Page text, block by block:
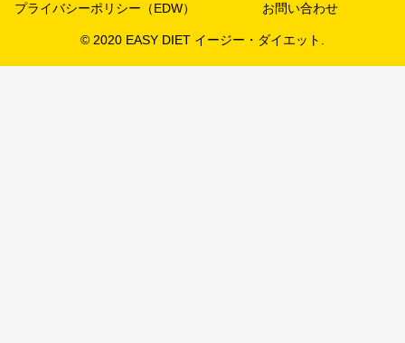
プライバシーポリシー（EDW） お問い合わせ
© 2020 EASY DIET イージー・ダイエット.